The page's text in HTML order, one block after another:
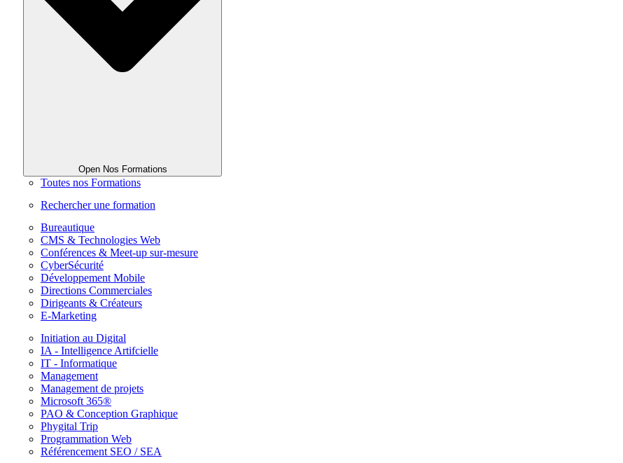
Open Nos Formations
Toutes nos Formations
Rechercher une formation
Bureautique
CMS & Technologies Web
Conférences & Meet-up sur-mesure
CyberSécurité
Développement Mobile
Directions Commerciales
Dirigeants & Créateurs
E-Marketing
Initiation au Digital
IA - Intelligence Artifcielle
IT - Informatique
Management
Management de projets
Microsoft 365®
PAO & Conception Graphique
Phygital Trip
Programmation Web
Référencement SEO / SEA